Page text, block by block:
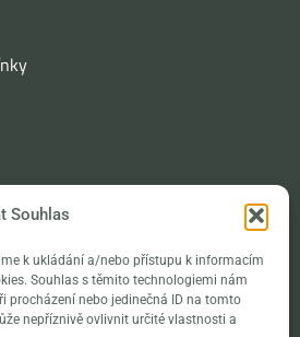
Souhlas
k ukládání a/nebo přístupu k informacím
Souhlas s těmito technologiemi nám
procházení nebo jedinečná ID na tomto
nepříznivě ovlivnit určité vlastnosti a